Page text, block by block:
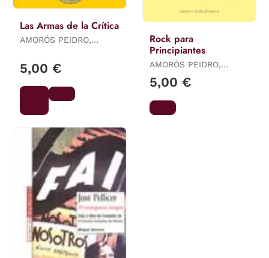
Las Armas de la Crítica
AMORÓS PEIDRO,
5,00 €
Rock para
Principiantes
AMORÓS PEIDRO,
5,00 €